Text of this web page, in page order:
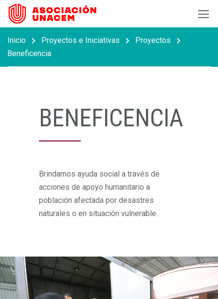
Inicio Proyectos e Iniciativas
Proyectos
Beneficencia
BENEFICENCIA
Brindamos ayuda social a través de
acciones de apoyo humanitario a
población afectada por desastres
naturales o en situación vulnerable.